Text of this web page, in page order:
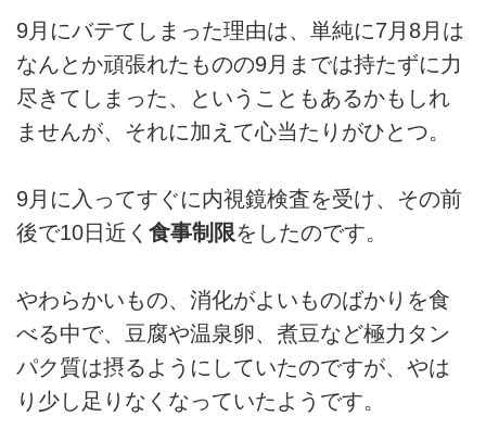
9月にバテてしまった理由は、単純に7月8月は
なんとか頑張れたものの9月までは持たずに力
尽きてしまった、ということもあるかもしれ
ませんが、それに加えて心当たりがひとつ。
9月に入ってすぐに内視鏡検査を受け、その前
後で10日近く 食事制限をしたのです。
やわらかいもの、消化がよいものばかりを食
べる中で、豆腐や温泉卵、煮豆など極力タン
パク質は摂るようにしていたのですが、やは
り少し足りなくなっていたようです。